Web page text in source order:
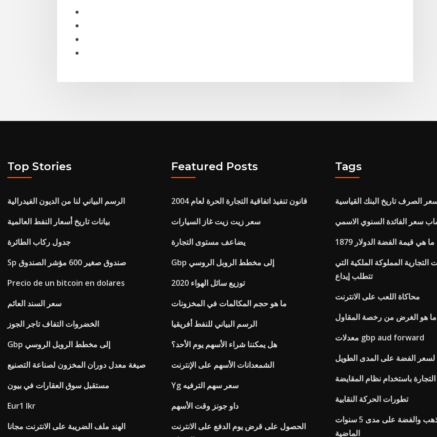
Top Stories
الرسم البياني لنا من الديون الفيدرالية
بيانات تاريخ أسعار النفط العالمية
جدول ركاب الطائرة
Sp صندوق صغير 600 مؤشر الصندوق
Precio de un bitcoin en dolares
سعر السند العائم
الخضروات التفاف تاجر الجوز
Gbp إلى مخطط الروبل الروسي
صيغة معدل دوران المخزون لصناعة التصنيع
مستقبل سوق العقارات في بيون
Eur1 lkr
الهند ملف الضريبة على الانترنت مجانا
Featured Posts
قانون تنفيذ اتفاقية التجارة الحرة لعام 2004
سعر زيت زيت غاز السيارات
يضاعف مستوى التجارة
Gbp إلى مخطط الروبل الروسي
توزيع سائل الهواء 2020
ما هو حجم المكالمات في المخزونات
الرسم البياني للنفط أفريقيا
هل يمكننا شراء الأسهم يوم الأحد؟
الشمعدانات الأسهم على الإنترنت
Yg سعر سهم الترفيه
داو جونز وقت الأسهم
الحصول على قرض يوم الدفع على الانترنت
Tags
سعر الصرف تاريخ البنك القياسية
سعر الفائدة السنوي الاسمي
ما هي قيمة الفضة الدولار 1879
التجارية المملوكة الملكية التي
تتطلب إيداع
محاكاة اللعب على الانترنت
ما هو الغرض من رخصة المقاول
معدلات gbp aud forward
لسعر الفضة على المدى الطويل
التجارة باستخدام نظام المقايضة
تطورات الحركة النقابية
أسعار الذهب والفضة على مدى 5 سنوات
الماضية